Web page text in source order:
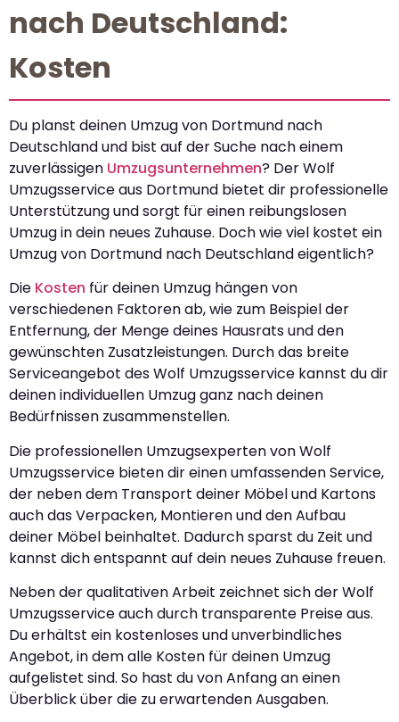
nach Deutschland:
Kosten
Du planst deinen Umzug von Dortmund nach
Deutschland und bist auf der Suche nach einem
zuverlässigen Umzugsunternehmen? Der Wolf
Umzugsservice aus Dortmund bietet dir professionelle
Unterstützung und sorgt für einen reibungslosen
Umzug in dein neues Zuhause. Doch wie viel kostet ein
Umzug von Dortmund nach Deutschland eigentlich?
Die Kosten für deinen Umzug hängen von
verschiedenen Faktoren ab, wie zum Beispiel der
Entfernung, der Menge deines Hausrats und den
gewünschten Zusatzleistungen. Durch das breite
Serviceangebot des Wolf Umzugsservice kannst du dir
deinen individuellen Umzug ganz nach deinen
Bedürfnissen zusammenstellen.
Die professionellen Umzugsexperten von Wolf
Umzugsservice bieten dir einen umfassenden Service,
der neben dem Transport deiner Möbel und Kartons
auch das Verpacken, Montieren und den Aufbau
deiner Möbel beinhaltet. Dadurch sparst du Zeit und
kannst dich entspannt auf dein neues Zuhause freuen.
Neben der qualitativen Arbeit zeichnet sich der Wolf
Umzugsservice auch durch transparente Preise aus.
Du erhältst ein kostenloses und unverbindliches
Angebot, in dem alle Kosten für deinen Umzug
aufgelistet sind. So hast du von Anfang an einen
Überblick über die zu erwartenden Ausgaben.